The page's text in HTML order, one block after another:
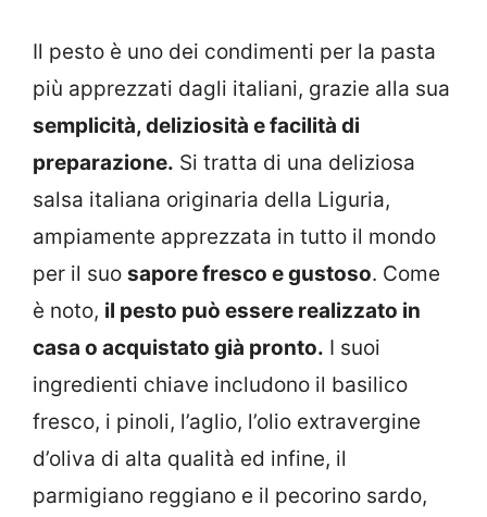
Il pesto è uno dei condimenti per la pasta
più apprezzati dagli italiani, grazie alla sua
semplicità, deliziosità e facilità di
preparazione. Si tratta di una deliziosa
salsa italiana originaria della Liguria,
ampiamente apprezzata in tutto il mondo
per il suo sapore fresco e gustoso. Come
è noto, il pesto può essere realizzato in
casa o acquistato già pronto. I suoi
ingredienti chiave includono il basilico
fresco, i pinoli, l’aglio, l’olio extravergine
d’oliva di alta qualità ed infine, il
parmigiano reggiano e il pecorino sardo,